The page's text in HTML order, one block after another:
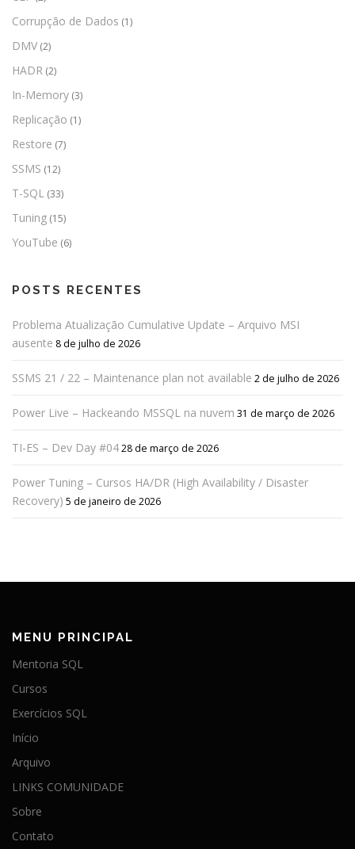
Corrupção de Dados (1)
DMV (2)
HADR (2)
In-Memory (3)
Replicação (1)
Restore (7)
SSMS (12)
T-SQL (33)
Tuning (15)
YouTube (6)
POSTS RECENTES
Problema Atualização Cumulative Update – Arquivo MSI
ausente 8 de julho de 2026
SSMS 21 / 22 – Maintenance plan not available 2 de julho de 2026
Power Live – Hackeando MSSQL na nuvem 31 de março de 2026
TI-ES – Dev Day #0428 de março de 2026
Power Tuning – Cursos HA/DR (High Availability / Disaster
Recovery) 5 de janeiro de 2026
MENU PRINCIPAL
Mentoria SQL
Cursos
Exercícios SQL
Início
Arquivo
LINKS COMUNIDADE
Sobre
Contato